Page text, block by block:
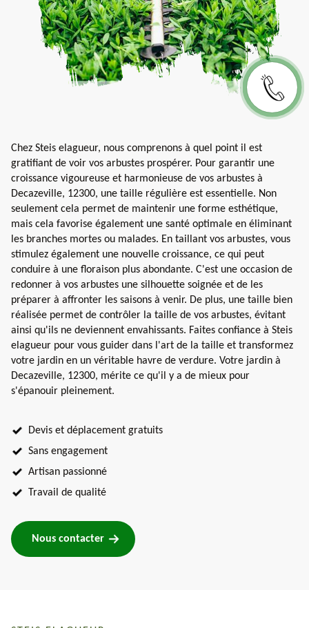
Chez Steis elagueur, nous comprenons à quel point il est
gratifiant de voir vos arbustes prospérer. Pour garantir une
croissance vigoureuse et harmonieuse de vos arbustes à
Decazeville, 12300, une taille régulière est essentielle. Non
seulement cela permet de maintenir une forme esthétique,
mais cela favorise également une santé optimale en éliminant
les branches mortes ou malades. En taillant vos arbustes, vous
stimulez également une nouvelle croissance, ce qui peut
conduire à une floraison plus abondante. C'est une occasion de
redonner à vos arbustes une silhouette soignée et de les
préparer à affronter les saisons à venir. De plus, une taille bien
réalisée permet de contrôler la taille de vos arbustes, évitant
ainsi qu'ils ne deviennent envahissants. Faites confiance à Steis
elagueur pour vous guider dans l'art de la taille et transformez
votre jardin en un véritable havre de verdure. Votre jardin à
Decazeville, 12300, mérite ce qu'il y a de mieux pour
s'épanouir pleinement.
Devis et déplacement gratuits
Sans engagement
Artisan passionné
Travail de qualité
Nous contacter